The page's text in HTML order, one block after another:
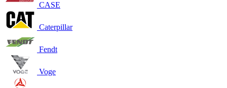
CASE
Caterpillar
Fendt
Voge